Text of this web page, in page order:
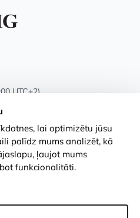
UTC+2)
Privātuma politika
Noteikumi un nosacījumi
Preču atgriešanās
lai optimizētu jūsu
palīdz mums analizēt, kā
ļaujot mums
funkcionalitāti.